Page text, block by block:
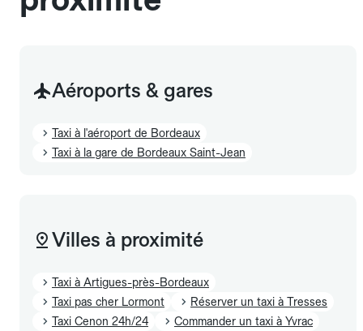
Aéroports & gares
Taxi à l'aéroport de Bordeaux
Taxi à la gare de Bordeaux Saint-Jean
Villes à proximité
Taxi à Artigues-près-Bordeaux
Taxi pas cher Lormont
Réserver un taxi à Tresses
Taxi Cenon 24h/24
Commander un taxi à Yvrac